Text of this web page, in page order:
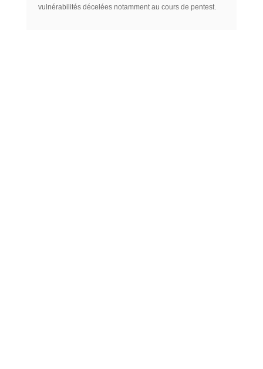
vulnérabilités décelées notamment au cours de pentest.